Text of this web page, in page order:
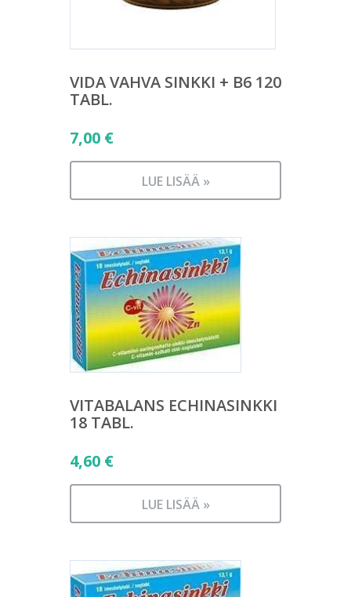
VIDA VAHVA SINKKI + B6 120
TABL.
7,00 €
LUE LISÄÄ »
VITABALANS ECHINASINKKI
18 TABL.
4,60 €
LUE LISÄÄ »